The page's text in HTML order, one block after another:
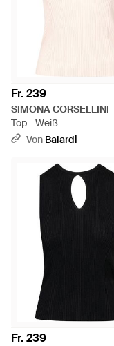
Fr. 239
SIMONA CORSELLINI
Top - Weiß
Von Balardi
Fr. 239